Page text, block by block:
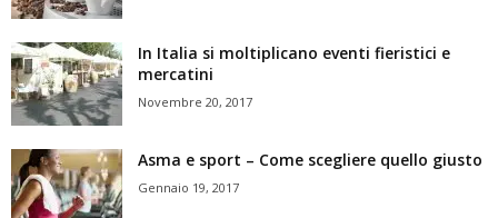
In Italia si moltiplicano eventi fieristici e
mercatini
Novembre 20, 2017
Asma e sport – Come scegliere quello giusto
Gennaio 19, 2017